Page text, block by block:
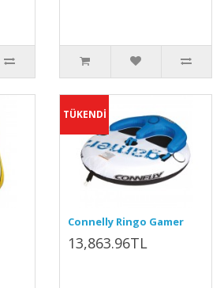
TÜKENDİ
Connelly Ringo Gamer
13,863.96TL